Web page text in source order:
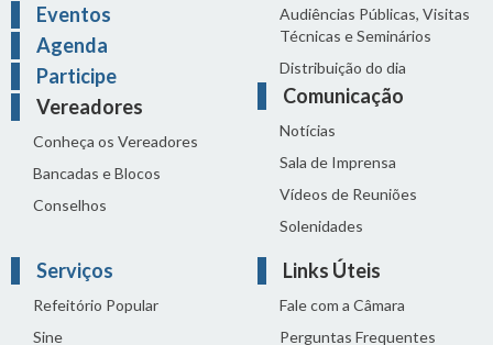
Eventos
Agenda
Participe
Vereadores
Conheça os Vereadores
Bancadas e Blocos
Conselhos
Audiências Públicas, Visitas
Técnicas e Seminários
Distribuição do dia
Comunicação
Notícias
Sala de Imprensa
Vídeos de Reuniões
Solenidades
Serviços
Refeitório Popular
Sine
Links Úteis
Fale com a Câmara
Perguntas Frequentes